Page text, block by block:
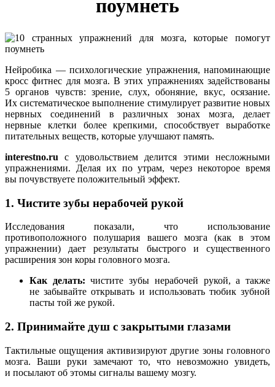
поумнеть
Нейробика — психологические упражнения, напоминающие
кросс фитнес для мозга. В этих упражнениях задействованы
5 органов чувств: зрение, слух, обоняние, вкус, осязание.
Их систематическое выполнение стимулирует развитие новых
нервных соединений в различных зонах мозга, делает
нервные клетки более крепкими, способствует выработке
питательных веществ, которые улучшают память.
interestno.ru с удовольствием делится этими несложными
упражнениями. Делая их по утрам, через некоторое время
вы почувствуете положительный эффект.
1. Чистите зубы нерабочей рукой
Исследования показали, что использование
противоположного полушария вашего мозга (как в этом
упражнении) дает результаты быстрого и существенного
расширения зон коры головного мозга.
Как делать: чистите зубы нерабочей рукой, а также
не забывайте открывать и использовать тюбик зубной
пасты той же рукой.
2. Принимайте душ с закрытыми глазами
Тактильные ощущения активизируют другие зоны головного
мозга. Ваши руки замечают то, что невозможно увидеть,
и посылают об этомы сигналы вашему мозгу.